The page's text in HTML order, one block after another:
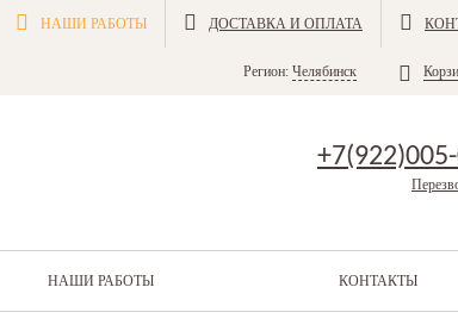
НАШИ РАБОТЫ ДОСТАВКА И ОПЛАТА
Регион: Челябинск
НАШИ РАБОТЫ КОНТАКТЫ